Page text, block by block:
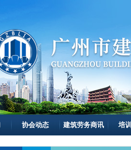
协会动态 建筑劳务商讯 培